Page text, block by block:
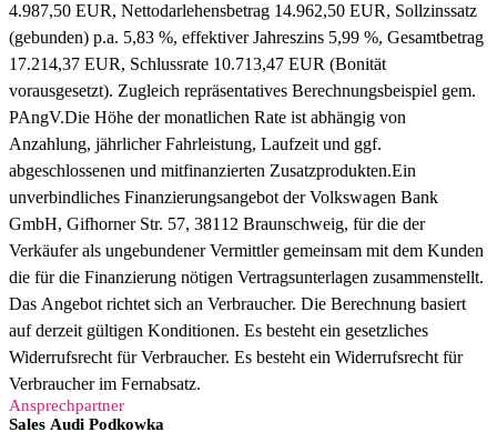
4.987,50 EUR, Nettodarlehensbetrag 14.962,50 EUR, Sollzinssatz
(gebunden) p.a. 5,83 %, effektiver Jahreszins 5,99 %, Gesamtbetrag
17.214,37 EUR, Schlussrate 10.713,47 EUR (Bonität
vorausgesetzt). Zugleich repräsentatives Berechnungsbeispiel gem.
PAngV.Die Höhe der monatlichen Rate ist abhängig von
Anzahlung, jährlicher Fahrleistung, Laufzeit und ggf.
abgeschlossenen und mitfinanzierten Zusatzprodukten.Ein
unverbindliches Finanzierungsangebot der Volkswagen Bank
GmbH, Gifhorner Str. 57, 38112 Braunschweig, für die der
Verkäufer als ungebundener Vermittler gemeinsam mit dem Kunden
die für die Finanzierung nötigen Vertragsunterlagen zusammenstellt.
Das Angebot richtet sich an Verbraucher. Die Berechnung basiert
auf derzeit gültigen Konditionen. Es besteht ein gesetzliches
Widerrufsrecht für Verbraucher. Es besteht ein Widerrufsrecht für
Verbraucher im Fernabsatz.
Ansprechpartner
Sales Audi Podkowka